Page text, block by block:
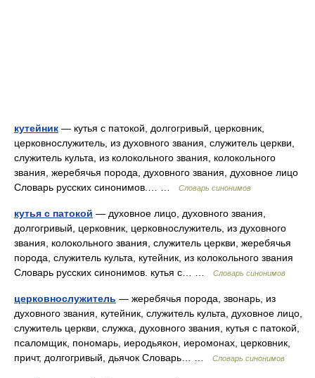
кутейник — кутья с патокой, долгогривый, церковник,
церковнослужитель, из духовного звания, служитель церкви,
служитель культа, из колокольного звания, колокольного
звания, жеребячья порода, духовного звания, духовное лицо
Словарь русских синонимов.… …
Словарь синонимов
кутья с патокой — духовное лицо, духовного звания,
долгогривый, церковник, церковнослужитель, из духовного
звания, колокольного звания, служитель церкви, жеребячья
порода, служитель культа, кутейник, из колокольного звания
Словарь русских синонимов. кутья с… …
Словарь синонимов
церковнослужитель — жеребячья порода, звонарь, из
духовного звания, кутейник, служитель культа, духовное лицо,
служитель церкви, служка, духовного звания, кутья с патокой,
псаломщик, пономарь, иеродьякон, иеромонах, церковник,
причт, долгогривый, дьячок Словарь… …
Словарь синонимов